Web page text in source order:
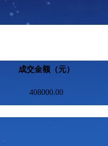
成交金额（元）
408000.00